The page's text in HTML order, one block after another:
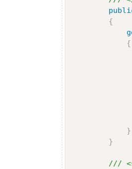
{
{
}
}
///